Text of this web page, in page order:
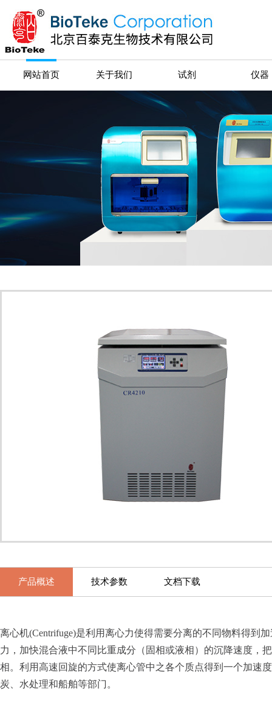
网站首页 关于我们 试剂 仪器
产品概述 技术参数 文档下载
离心机(Centrifuge)是利用离心力使得需要分离的不同物料得到
力，加快混合液中不同比重成分（固相或液相）的沉降速度，
相。利用高速回旋的方式使离心管中之各个质点得到一个加速
炭、水处理和船舶等部门。